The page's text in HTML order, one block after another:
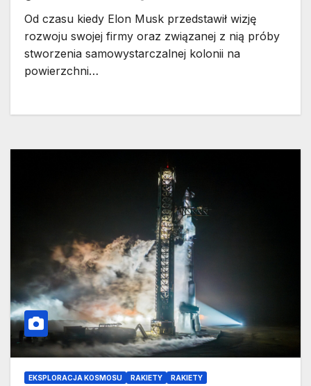
Od czasu kiedy Elon Musk przedstawił wizję
rozwoju swojej firmy oraz związanej z nią próby
stworzenia samowystarczalnej kolonii na
powierzchni…
EKSPLORACJA KOSMOSU RAKIETY RAKIETY